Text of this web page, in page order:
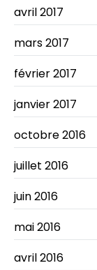
avril 2017
mars 2017
février 2017
janvier 2017
octobre 2016
juillet 2016
juin 2016
mai 2016
avril 2016